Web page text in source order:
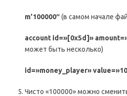
m’100000″(в самом начале
account id=»[0x5d]»
может быть несколько)
id=»money_player»
Чисто «100000» можно